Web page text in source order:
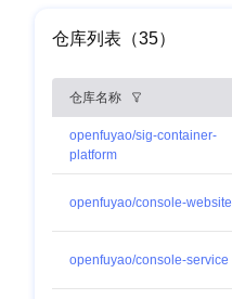
仓库列表（35）
仓库名称
openfuyao/sig-container-
platform
openfuyao/console-website
openfuyao/console-service